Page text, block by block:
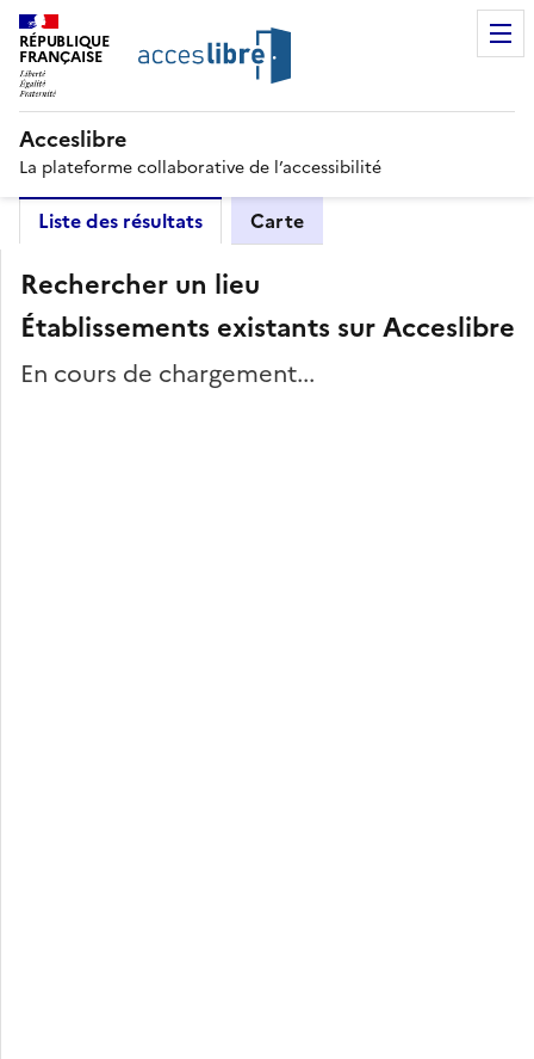
RÉPUBLIQUE
FRANÇAISE
Acceslibre
La plateforme collaborative de l’accessibilité
Liste des résultats Carte
Rechercher un lieu
Établissements existants sur Acceslibre
En cours de chargement...